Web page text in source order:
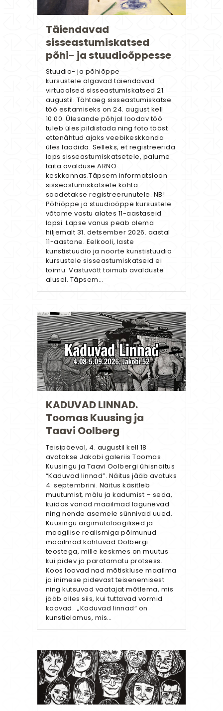
Täiendavad
sisseastumiskatsed
põhi- ja stuudioõppesse
Stuudio- ja põhiõppe
kursustele algavad täiendavad
virtuaalsed sisseastumiskatsed 21.
augustil. Tähtaeg sisseastumiskatse
töö esitamiseks on 24. august kell
10.00. Ülesande põhjal loodav töö
tuleb üles pildistada ning foto tööst
ettenähtud ajaks veebikeskkonda
üles laadida. Selleks, et registreerida
laps sisseastumiskatsetele, palume
täita avalduse ARNO
keskkonnas.Täpsem informatsioon
sisseastumiskatsete kohta
saadetakse registreerunutele. NB!
Põhiõppe ja stuudioõppe kursustele
võtame vastu alates 11-aastaseid
lapsi. Lapse vanus peab olema
hiljemalt 31. detsember 2026. aastal
11-aastane. Eelkooli, laste
kunstistuudio ja noorte kunstistuudio
kursustele sisseastumiskatseid ei
toimu. Vastuvõtt toimub avalduste
alusel. Täpsem…
KADUVAD LINNAD.
Toomas Kuusing ja
Taavi Oolberg
Teisipäeval, 4. augustil kell 18
avatakse Jakobi galeriis Toomas
Kuusingu ja Taavi Oolbergi ühisnäitus
“Kaduvad linnad”. Näitus jääb avatuks
4. septembrini. Näitus käsitleb
muutumist, mälu ja kadumist – seda,
kuidas vanad maailmad lagunevad
ning nende asemele sünnivad uued.
Kuusingu argimütoloogilised ja
maagilise realismiga põimunud
maailmad kohtuvad Oolbergi
teostega, mille keskmes on muutus
kui pidev ja paratamatu protsess.
Koos loovad nad mõtiskluse maailma
ja inimese pidevast teisenemisest
ning kutsuvad vaatajat mõtlema, mis
jääb alles siis, kui tuttavad vormid
kaovad. „Kaduvad linnad“ on
kunstielamus, mis…